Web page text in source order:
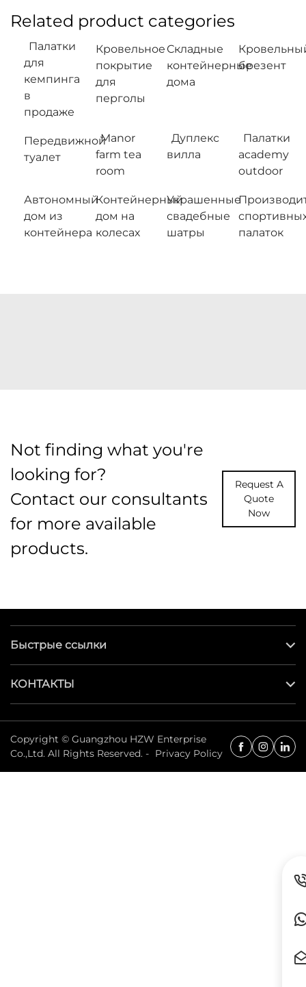
Related product categories
Палатки
для
кемпинга
в
продаже
Кровельное
покрытие
для
перголы
Складные
контейнерные
дома
брезент
Передвижной
туалет
Manor
farm tea
room
Дуплекс
вилла
Палатки
academy
outdoor
Автономный
дом из
контейнера
Контейнерный
дом на
колесах
Украшенные
свадебные
шатры
палаток
Not finding what you're
looking for?
Contact our consultants
for more available
products.
Request A
Quote
Now
Быстрые ссылки
КОНТАКТЫ
Copyright © Guangzhou HZW Enterprise
Co.,Ltd. All Rights Reserved. - Privacy Policy